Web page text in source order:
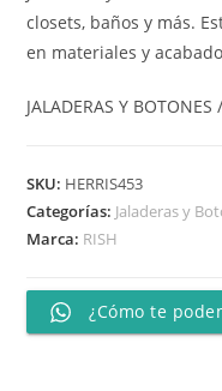
closets, baños y más.
en materiales y
JALADERAS Y
SKU: HERRIS453
Categorías: Jaladeras y
Marca: RISH
¿Cómo te